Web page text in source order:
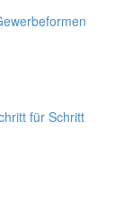
für Schritt